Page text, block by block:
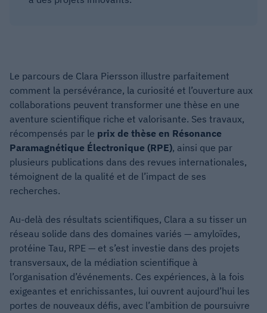
Le parcours de Clara Piersson illustre parfaitement
comment la persévérance, la curiosité et l’ouverture aux
collaborations peuvent transformer une thèse en une
aventure scientifique riche et valorisante. Ses travaux,
récompensés par le prix de thèse en Résonance
Paramagnétique Électronique (RPE), ainsi que par
plusieurs publications dans des revues internationales,
témoignent de la qualité et de l’impact de ses
recherches.
Au-delà des résultats scientifiques, Clara a su tisser un
réseau solide dans des domaines variés — amyloïdes,
protéine Tau, RPE — et s’est investie dans des projets
transversaux, de la médiation scientifique à
l’organisation d’événements. Ces expériences, à la fois
exigeantes et enrichissantes, lui ouvrent aujourd’hui les
portes de nouveaux défis, avec l’ambition de poursuivre